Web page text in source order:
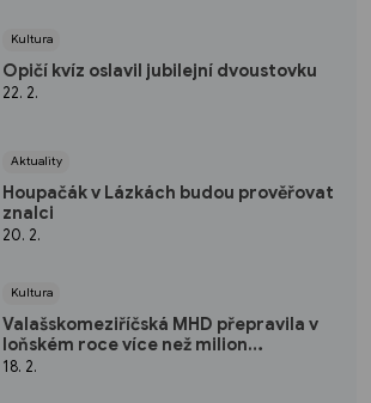
Kultura
Opičí kvíz oslavil jubilejní dvoustovku
22. 2.
Aktuality
Houpačák v Lázkách budou prověřovat
znalci
20. 2.
Kultura
Valašskomeziříčská MHD přepravila v
loňském roce více než milion
cestujících
18. 2.